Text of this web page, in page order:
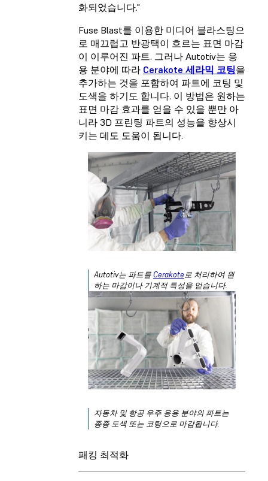
화되었습니다."
Fuse Blast를 이용한 미디어 블라스팅으
로 매끄럽고 반광택이 흐르는 표면 마감
이 이루어진 파트. 그러나 Autotiv는 응
용 분야에 따라 Cerakote 세라믹 코팅을
추가하는 것을 포함하여 파트에 코팅 및
도색을 하기도 합니다. 이 방법은 원하는
표면 마감 효과를 얻을 수 있을 뿐만 아
니라 3D 프린팅 파트의 성능을 향상시
키는 데도 도움이 됩니다.
Autotiv는 파트를Cerakote로 처리하여 원
하는 마감이나 기계적 특성을 얻습니다.
자동차 및 항공 우주 응용 분야의 파트는
종종 도색 또는 코팅으로 마감됩니다.
패킹 최적화